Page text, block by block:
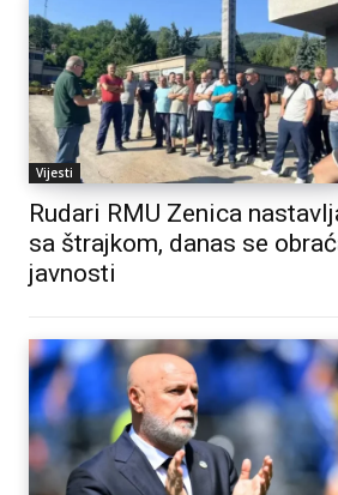
Vijesti
Rudari RMU Zenica
sa štrajkom, danas se
javnosti